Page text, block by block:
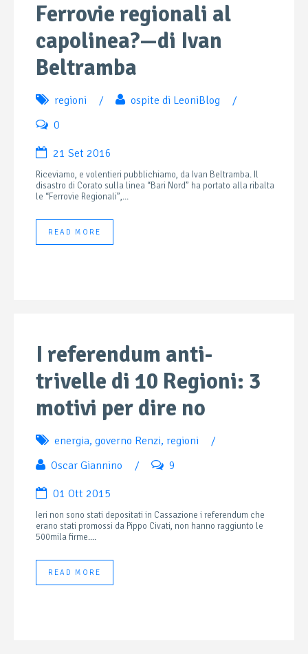
Ferrovie regionali al
capolinea?—di Ivan
Beltramba
regioni / ospite di LeoniBlog
/
0
21 Set 2016
Riceviamo, e volentieri pubblichiamo, da Ivan Beltramba. Il
disastro di Corato sulla linea “Bari Nord” ha portato alla ribalta
le “Ferrovie Regionali”,...
READ MORE
I referendum anti-
trivelle di 10 Regioni: 3
motivi per dire no
energia, governo Renzi, regioni
/
Oscar Giannino
/ 9
01 Ott 2015
Ieri non sono stati depositati in Cassazione i referendum che
erano stati promossi da Pippo Civati, non hanno raggiunto le
500mila firme....
READ MORE